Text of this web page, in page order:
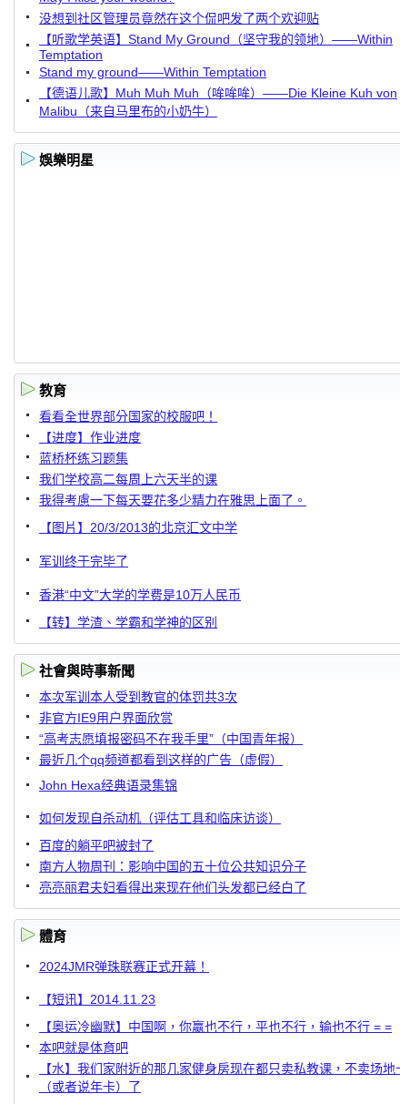
没想到社区管理员竟然在这个侃吧发了两个欢迎贴
【听歌学英语】Stand My Ground（坚守我的领地）——Within
Temptation
Stand my ground——Within Temptation
【德语儿歌】Muh Muh Muh（哞哞哞）——Die Kleine Kuh von
Malibu（来自马里布的小奶牛）
娛樂明星
教育
看看全世界部分国家的校服吧！
【进度】作业进度
蓝桥杯练习题集
我们学校高二每周上六天半的课
我得考慮一下每天要花多少精力在雅思上面了。
【图片】20/3/2013的北京汇文中学
军训终于完毕了
香港“中文”大学的学费是10万人民币
【转】学渣、学霸和学神的区别
社會與時事新聞
本次军训本人受到教官的体罚共3次
非官方IE9用户界面欣赏
“高考志愿填报密码不在我手里”（中国青年报）
最近几个qq频道都看到这样的广告（虚假）
John Hexa经典语录集锦
如何发现自杀动机（评估工具和临床访谈）
百度的躺平吧被封了
南方人物周刊：影响中国的五十位公共知识分子
亮亮丽君夫妇看得出来现在他们头发都已经白了
體育
2024JMR弹珠联赛正式开幕！
【短讯】2014.11.23
【奥运冷幽默】中国啊，你赢也不行，平也不行，输也不行 = =
本吧就是体育吧
【水】我们家附近的那几家健身房现在都只卖私教课，不卖场地
（或者说年卡）了